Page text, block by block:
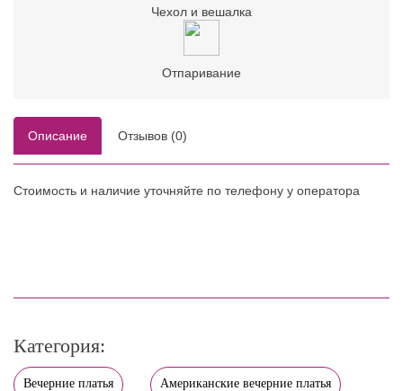
Чехол и вешалка
Отпаривание
Описание Отзывов (0)
Стоимость и наличие уточняйте по телефону у оператора
Категория:
Вечерние платья Американские вечерние платья